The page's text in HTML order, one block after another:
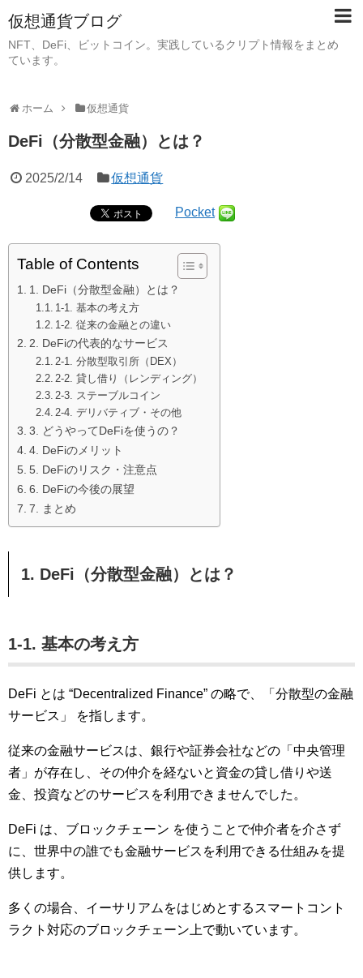
仮想通貨ブログ
NFT、DeFi、ビットコイン。実践しているクリプト情報をまとめ
ています。
ホーム 仮想通貨
DeFi（分散型金融）とは？
2025/2/14 仮想通貨
Pocket
Table of Contents
1. DeFi（分散型金融）とは？
1-1. 基本の考え方
1-2. 従来の金融との違い
2. DeFiの代表的なサービス
2-1. 分散型取引所（DEX）
2-2. 貸し借り（レンディング）
2-3. ステーブルコイン
2-4. デリバティブ・その他
3. どうやってDeFiを使うの？
4. DeFiのメリット
5. DeFiのリスク・注意点
6. DeFiの今後の展望
7. まとめ
1. DeFi（分散型金融）とは？
1-1. 基本の考え方
DeFi とは “Decentralized Finance” の略で、「分散型の金融
サービス」 を指します。
従来の金融サービスは、銀行や証券会社などの「中央管理
者」が存在し、その仲介を経ないと資金の貸し借りや送
金、投資などのサービスを利用できませんでした。
DeFi は、ブロックチェーン を使うことで仲介者を介さず
に、世界中の誰でも金融サービスを利用できる仕組みを提
供します。
多くの場合、イーサリアムをはじめとするスマートコント
ラクト対応のブロックチェーン上で動いています。